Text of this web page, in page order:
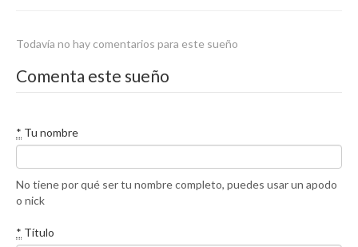
Todavía no hay comentarios para este sueño
Comenta este sueño
* Tu nombre
No tiene por qué ser tu nombre completo, puedes usar un apodo
o nick
* Título